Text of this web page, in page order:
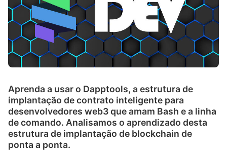
Aprenda a usar o Dapptools, a estrutura de
implantação de contrato inteligente para
desenvolvedores web3 que amam Bash e a linha
de comando. Analisamos o aprendizado desta
estrutura de implantação de blockchain de
ponta a ponta.